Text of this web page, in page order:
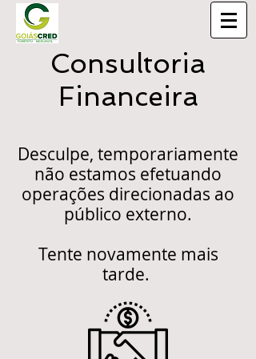
Consultoria
Financeira
Desculpe, temporariamente
não estamos efetuando
operações direcionadas ao
público externo.
Tente novamente mais
tarde.